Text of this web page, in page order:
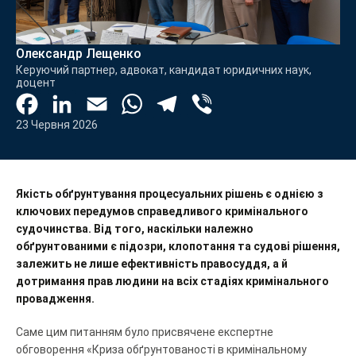
Олександр Лещенко
Керуючий партнер, адвокат, кандидат юридичних наук,
доцентFacebook
23 Червня 2026
Якість обґрунтування процесуальних рішень є однією з
ключових передумов справедливого кримінального
судочинства. Від того, наскільки належно
обґрунтованими є підозри, клопотання та судові рішення,
залежить не лише ефективність правосуддя, а й
дотримання прав людини на всіх стадіях кримінального
провадження.
Саме цим питанням було присвячене експертне
обговорення «Криза обґрунтованості в кримінальному